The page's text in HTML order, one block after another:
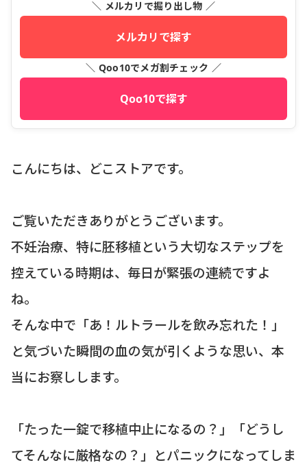
＼ メルカリで掘り出し物 ／
メルカリで探す
＼ Qoo10でメガ割チェック ／
Qoo10で探す
こんにちは、どこストアです。
ご覧いただきありがとうございます。
不妊治療、特に胚移植という大切なステップを
控えている時期は、毎日が緊張の連続ですよ
ね。
そんな中で「あ！ルトラールを飲み忘れた！」
と気づいた瞬間の血の気が引くような思い、本
当にお察しします。
「たった一錠で移植中止になるの？」「どうし
てそんなに厳格なの？」とパニックになってしま